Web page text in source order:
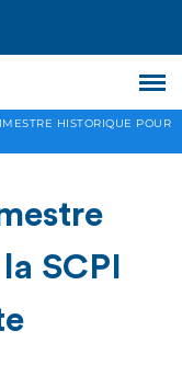
HISTORIQUE POUR
SCPI